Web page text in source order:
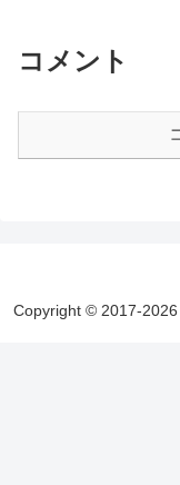
コメント
Copyright © 2017-2026